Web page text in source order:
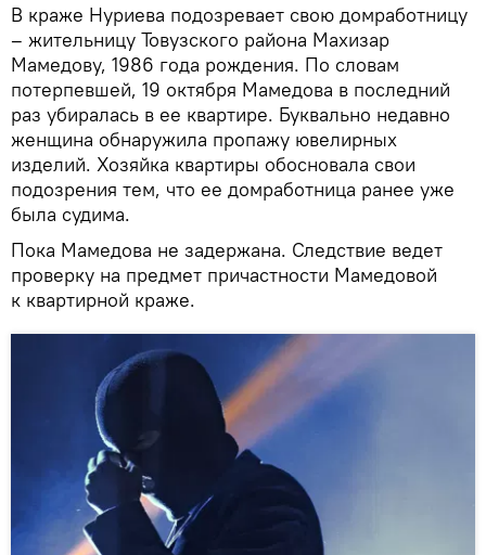
В краже Нуриева подозревает свою домработницу
– жительницу Товузского района Махизар
Мамедову, 1986 года рождения. По словам
потерпевшей, 19 октября Мамедова в последний
раз убиралась в ее квартире. Буквально недавно
женщина обнаружила пропажу ювелирных
изделий. Хозяйка квартиры обосновала свои
подозрения тем, что ее домработница ранее уже
была судима.
Пока Мамедова не задержана. Следствие ведет
проверку на предмет причастности Мамедовой
к квартирной краже.